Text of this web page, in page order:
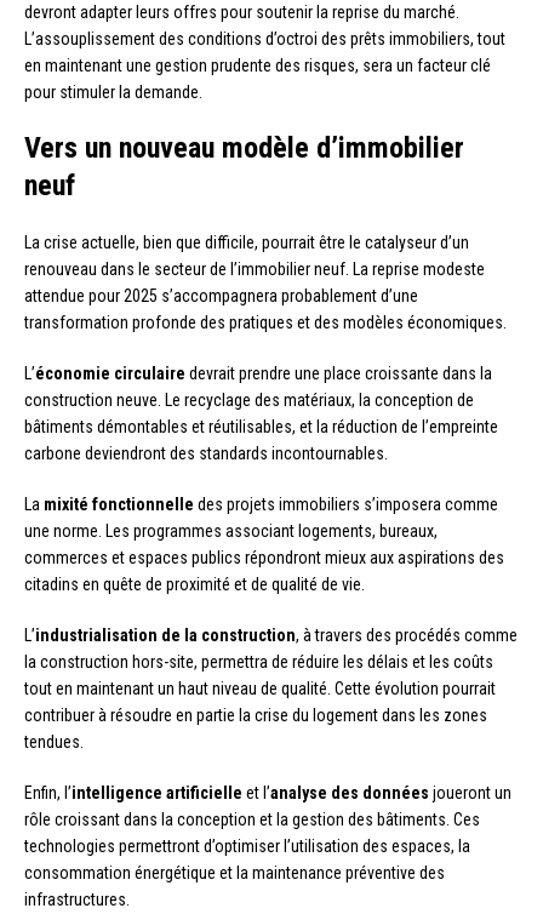
devront adapter leurs offres pour soutenir la reprise du marché.
L’assouplissement des conditions d’octroi des prêts immobiliers, tout
en maintenant une gestion prudente des risques, sera un facteur clé
pour stimuler la demande.
Vers un nouveau modèle d’immobilier
neuf
La crise actuelle, bien que difficile, pourrait être le catalyseur d’un
renouveau dans le secteur de l’immobilier neuf. La reprise modeste
attendue pour 2025 s’accompagnera probablement d’une
transformation profonde des pratiques et des modèles économiques.
L’économie circulaire devrait prendre une place croissante dans la
construction neuve. Le recyclage des matériaux, la conception de
bâtiments démontables et réutilisables, et la réduction de l’empreinte
carbone deviendront des standards incontournables.
La mixité fonctionnelle des projets immobiliers s’imposera comme
une norme. Les programmes associant logements, bureaux,
commerces et espaces publics répondront mieux aux aspirations des
citadins en quête de proximité et de qualité de vie.
L’industrialisation de la construction, à travers des procédés comme
la construction hors-site, permettra de réduire les délais et les coûts
tout en maintenant un haut niveau de qualité. Cette évolution pourrait
contribuer à résoudre en partie la crise du logement dans les zones
tendues.
Enfin, l’intelligence artificielle et l’analyse des données joueront un
rôle croissant dans la conception et la gestion des bâtiments. Ces
technologies permettront d’optimiser l’utilisation des espaces, la
consommation énergétique et la maintenance préventive des
infrastructures.